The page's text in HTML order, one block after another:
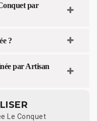
par
?
par Artisan
Le Conquet